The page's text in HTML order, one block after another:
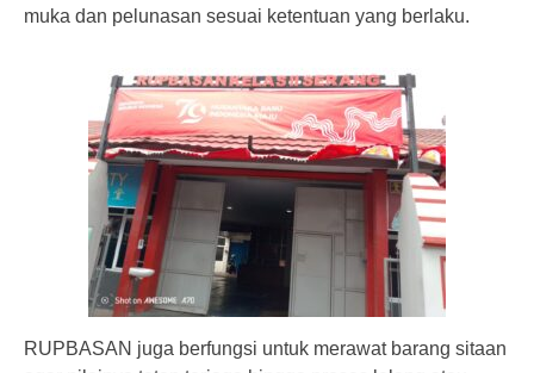
muka dan pelunasan sesuai ketentuan yang berlaku.
RUPBASAN juga berfungsi untuk merawat barang sitaan